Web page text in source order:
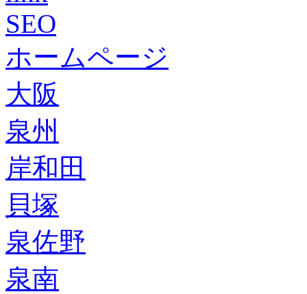
SEO
ホームページ
大阪
泉州
岸和田
貝塚
泉佐野
泉南